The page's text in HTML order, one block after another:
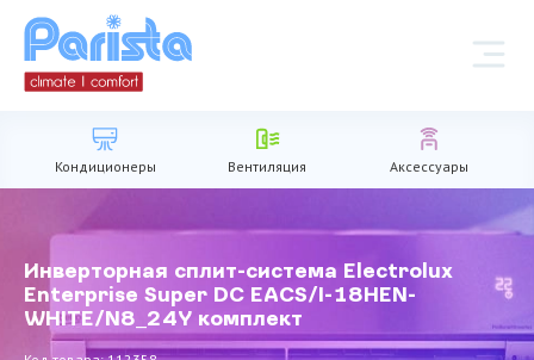
Кондиционеры Вентиляция Аксессуары
Инверторная сплит-система Electrolux
Enterprise Super DC EACS/I-18HEN-
WHITE/N8_24Y комплект